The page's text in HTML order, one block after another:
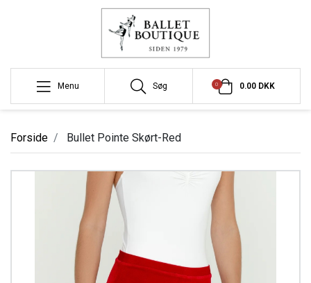
Menu Søg 0 0.00 DKK
Forside Bullet Pointe Skørt-Red